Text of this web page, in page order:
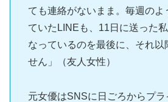
ても連絡がないまま。毎週のよ
ていたLINEも、11日に送った
なっているのを最後に、それ以
せん」（友人女性）
元女優はSNSに日ごろからプ